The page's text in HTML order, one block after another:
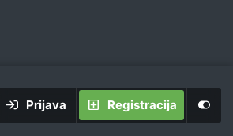
Prijava Registracija